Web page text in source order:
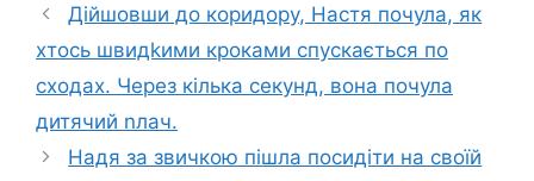
Дійшовши до коридору, Настя почула, як
хтось швидkими кроками спускається по
сходах. Через кілька секунд, вона почула
дитячий nлач.
Надя за звичкою пішла посидіти на своїй